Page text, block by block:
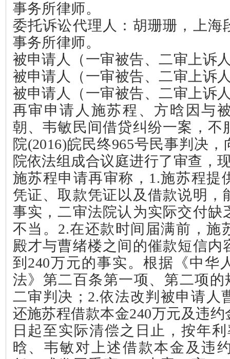
事务所律师。
委托诉讼代理人：胡珊珊，上海
事务所律师。
被申请人（一审被告、二审上诉
被申请人（一审被告、二审上诉
被申请人（一审被告、二审上诉
再审申请人施苏程、方晗因与
朝、韦敏民间借贷纠纷一案，不
院(2016)皖民终965号民事判决，
院依法组成合议庭进行了审查，
施苏程申请再审称， 1.施苏程提
凭证、取款凭证以及借款说明，
事实，二审法院认为实际交付缺
不当。 2.在还款时间届满前，施
殿才与曹绪楼之间的催款短信内
到 240万元的事实。根据《中华
法》第二百条第一项、第二项的
二审判决； 2.依法改判被申请人
还施苏程借款本金240万元及违约
日起至实际清偿之日止，按年
晗、韦敏对上述借款本金及违